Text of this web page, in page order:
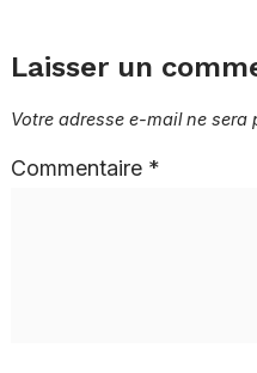
Laisser un
Votre adresse e-mail ne sera
Commentaire *